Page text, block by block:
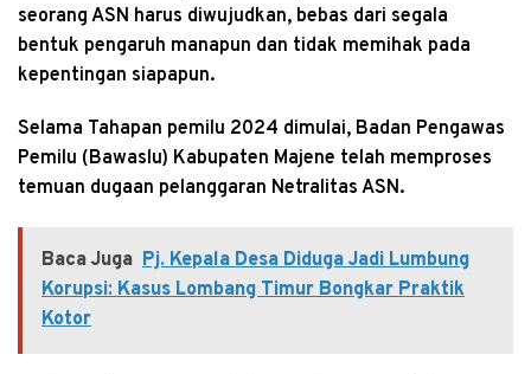
seorang ASN harus diwujudkan, bebas dari segala
bentuk pengaruh manapun dan tidak memihak pada
kepentingan siapapun.
Selama Tahapan pemilu 2024 dimulai, Badan Pengawas
Pemilu (Bawaslu) Kabupaten Majene telah memproses
temuan dugaan pelanggaran Netralitas ASN.
Baca Juga Pj. Kepala Desa Diduga Jadi Lumbung
Korupsi: Kasus Lombang Timur Bongkar Praktik
Kotor